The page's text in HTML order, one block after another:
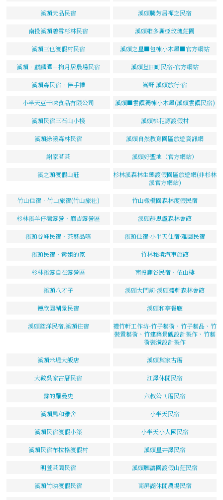
溪頭天品民宿 溪頭騰芳居禪之民宿
南投溪頭碧雪杉林民宿 溪頭維多麗亞玫瑰莊園
溪頭三也渡假村民宿 溪頭之星■包棟小木屋■官方網站
溪頭‧麒麟潭－掬月居農場民宿 溪頭荳田町民宿-官方網站
溪頭森民宿‧伴手禮 嵩野 溪頭旅行·宿
小半天豆干味食品有限公司 溪頭■雲饌獨棟小木屋(溪頭雲饌民宿)
溪頭民宿三石山小棧 溪頭桃花源渡假村
溪頭綠漾森林民宿 溪頭自然教育園區旅遊資訊網
謝家茗茶 溪頭好聖地（官方網站）
溪之頭渡假山莊
杉林溪森林生態渡假園區旅遊網(非杉林
溪官方網站)
竹山住宿．竹山旅宿(竹山旅社) 竹山橄欖園森林度假民宿
杉林溪羊仔灣露營‧麻吉露營區 溪頭靜思盧森林會館
溪頭谷峰民宿‧茶藝品嚐 溪頭住宿·小半天住宿·雅園民宿
溪頭民宿‧素姐的家 竹林秘境汽車旅館
杉林溪露自在露營區 南投鹿谷民宿‧依山棲
溪頭八才子 溪頭大門前-溪頭盛軒森林會館
德欣園湖景民宿 溪頭和亭餐廳
溪頭鋐洋民宿.溪頭住宿
禮竹軒工作坊-竹子藝術、竹子藝品、竹
裝置藝術、竹建築景觀設計製作、竹藝
術裝潢設計製作
溪頭米堤大飯店 溪頭葉家古厝
大鞍吳家古厝民宿 江澤休閒民宿
霧的羅曼史 六叔公ㄟ厝民宿
溪頭風和雅舍 小半天民宿
溪頭民宿渡假小築 小半天小人國民宿
溪頭民宿布拉格渡假村 溪頭星井澤民宿
明萱茶園民宿 溪頭聽濤園渡假山莊民宿
溪頭竹映渡假民宿 南屏湖休閒農場民宿